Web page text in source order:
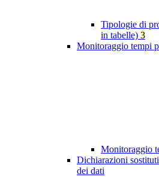
Tipologie di
in tabelle) 3
Monitoraggio tempi
Monitoraggio
Dichiarazioni
dei dati